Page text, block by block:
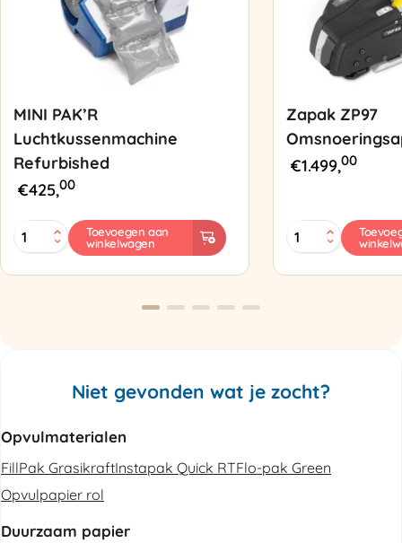
MINI PAK’R
Luchtkussenmachine
Refurbished
€425,00
MINI
PAK'R
Refurbished
Toevoegen aan
winkelwagen
Zapak ZP97
€1.499,00
Zapak
ZP97
aantal
Niet gevonden wat je zocht?
Opvulmaterialen
FillPak GrasikraftInstapak Quick RTFlo-pak Green
Opvulpapier rol
Duurzaam papier